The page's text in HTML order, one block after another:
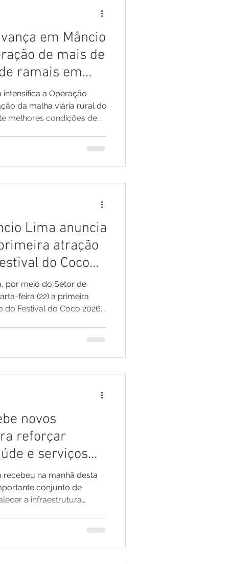
em Mâncio
de mais de
ramais em
a Operação
da malha viária rural do
melhores condições de
de julho, logo após
Lima anuncia
atração
do Coco
por meio do Setor de
feira (22) a primeira
do Festival do Coco 2026.
evento, que acontecerá
no Complexo
novos
reforçar
e serviços
recebeu na manhã desta
a infraestrutura
de trabalho do